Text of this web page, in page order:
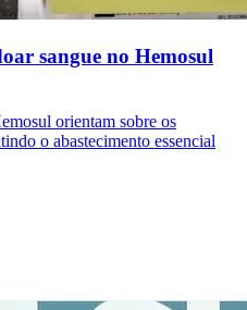
sangue no Hemosul
orientam sobre os
o abastecimento essencial